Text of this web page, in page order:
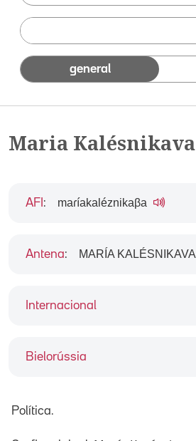
general
Maria Kalésnikava
Internacional
Bielorússia
AFI : maɾíakaléznikaβa
Antena: MARÍA KALÉSNIKAVA
Política.